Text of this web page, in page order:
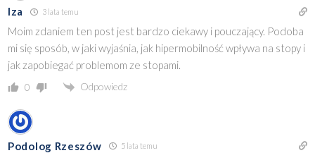
Iza 3 lata temu
Moim zdaniem ten post jest bardzo ciekawy i pouczający. Podoba
mi się sposób, w jaki wyjaśnia, jak hipermobilność wpływa na stopy i
jak zapobiegać problemom ze stopami.
0 Odpowiedz
Podolog Rzeszów 5 lata temu